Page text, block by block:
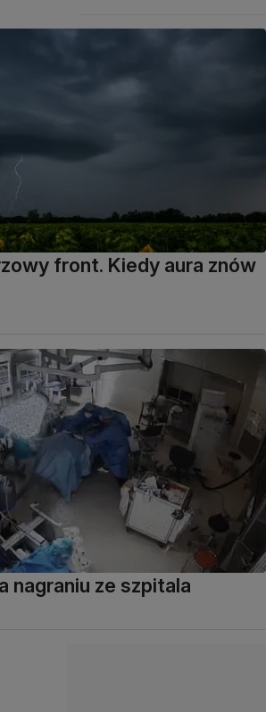
front. Kiedy aura znów
nagraniu ze szpitala